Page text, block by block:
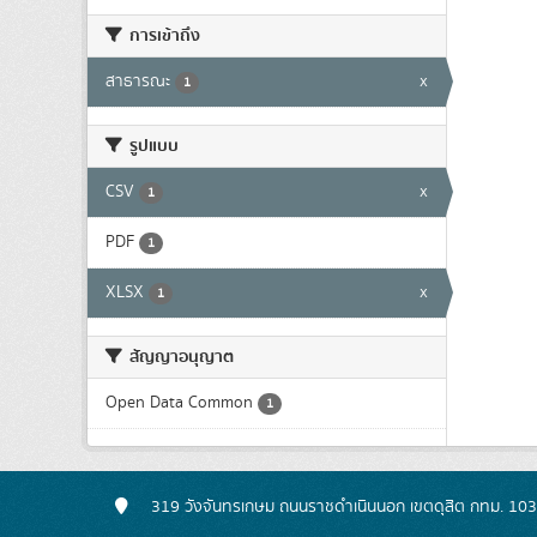
การเข้าถึง
สาธารณะ 1 x
รูปแบบ
CSV 1 x
PDF 1
XLSX 1 x
สัญญาอนุญาต
Open Data Common 1
319 วังจันทรเกษม ถนนราชดำเนินนอก เขตดุสิต กทม.